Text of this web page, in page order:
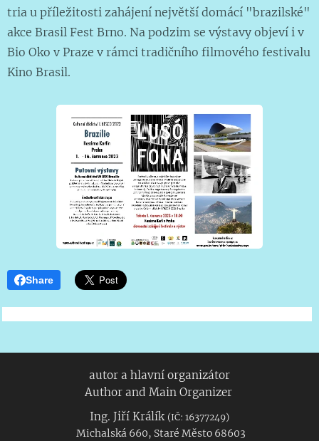
tria u příležitosti zahájení největší domácí "brazilské"
akce Brasil Fest Brno. Na podzim se výstavy objeví i v
Bio Oko v Praze v rámci tradičního filmového festivalu
Kino Brasil.
Share
autor a hlavní organizátor
Author and Main Organizer
Ing. Jiří Králík (IČ: 16377249)
Michalská 660, Staré Město 68603